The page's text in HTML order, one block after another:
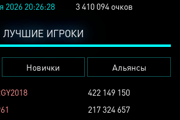
2026 20:26:28 3 410 094 очков
ЛУЧШИЕ ИГРОКИ
Новички Альянсы
422 149 150
217 324 657